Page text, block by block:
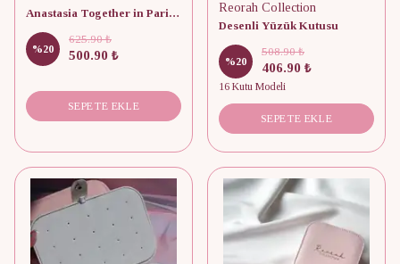
Anastasia Together in Paris Kolye Kutusu
%20
625.90 ₺
500.90 ₺
SEPETE EKLE
Reorah Collection
Desenli Yüzük Kutusu
%20
508.90 ₺
406.90 ₺
16 Kutu Modeli
SEPETE EKLE